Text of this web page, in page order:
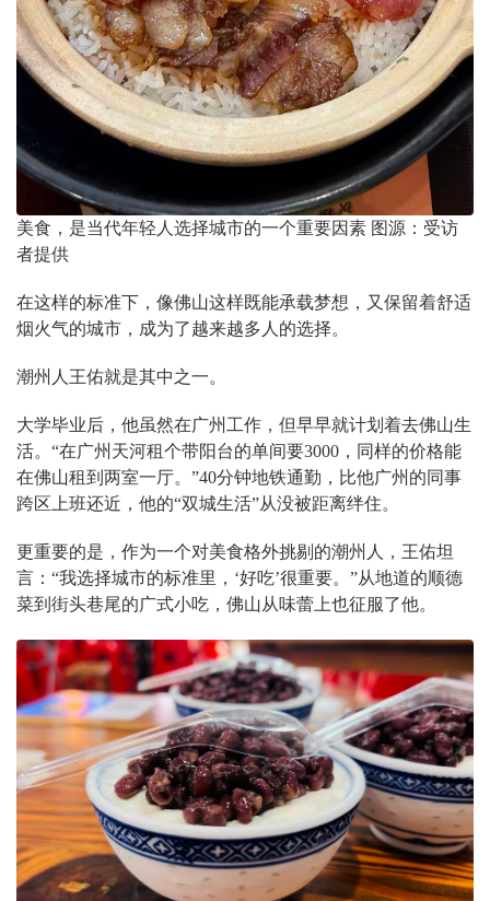
美食，是当代年轻人选择城市的一个重要因素 图源：受访
者提供
在这样的标准下，像佛山这样既能承载梦想，又保留着舒适
烟火气的城市，成为了越来越多人的选择。
潮州人王佑就是其中之一。
大学毕业后，他虽然在广州工作，但早早就计划着去佛山生
活。“在广州天河租个带阳台的单间要3000，同样的价格能
在佛山租到两室一厅。”40分钟地铁通勤，比他广州的同事
跨区上班还近，他的“双城生活”从没被距离绊住。
更重要的是，作为一个对美食格外挑剔的潮州人，王佑坦
言：“我选择城市的标准里，‘好吃’很重要。”从地道的顺德
菜到街头巷尾的广式小吃，佛山从味蕾上也征服了他。